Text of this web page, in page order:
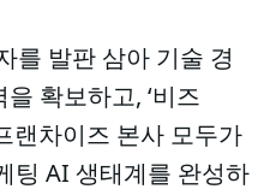
를 발판 삼아 기술 경
확보하고, ‘비즈
랜차이즈 본사 모두가
팅 AI 생태계를 완성하